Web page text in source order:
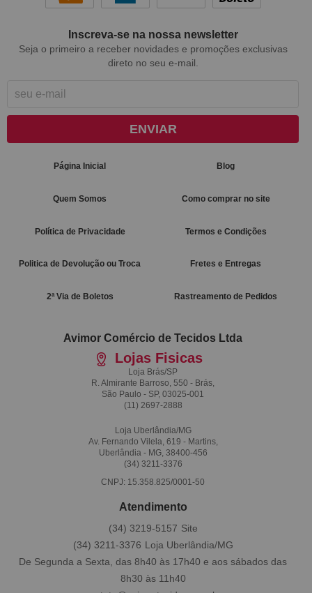
Inscreva-se na nossa newsletter
Seja o primeiro a receber novidades e promoções exclusivas
direto no seu e-mail.
ENVIAR
Página Inicial Blog
Quem Somos Como comprar no site
Política de Privacidade Termos e Condições
Politica de Devolução ou Troca Fretes e Entregas
2ª Via de Boletos Rastreamento de Pedidos
Avimor Comércio de Tecidos Ltda
Lojas Fisicas
Loja Brás/SP
R. Almirante Barroso, 550 - Brás,
São Paulo - SP, 03025-001
(11) 2697-2888
Loja Uberlândia/MG
Av. Fernando Vilela, 619 - Martins,
Uberlândia - MG, 38400-456
(34) 3211-3376
CNPJ: 15.358.825/0001-50
Atendimento
(34) 3211-3376
(34) 3219-5157
De Segunda a Sexta, das 8h40 às 17h40 e aos sábados das
8h30 às 11h40